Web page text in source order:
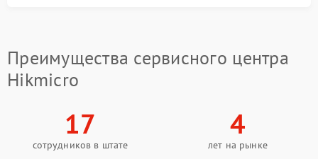
Преимущества сервисного центра
Hikmicro
17
сотрудников в штате
4
лет на рынке